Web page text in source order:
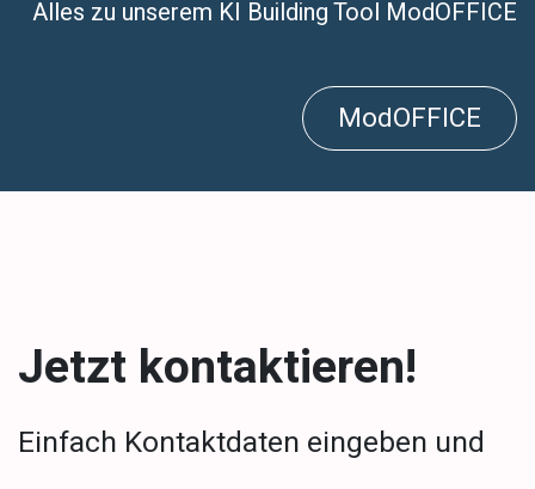
Alles zu unserem KI Building Tool ModOFFICE
ModOFFICE
Jetzt kontaktieren!
Einfach Kontaktdaten eingeben und